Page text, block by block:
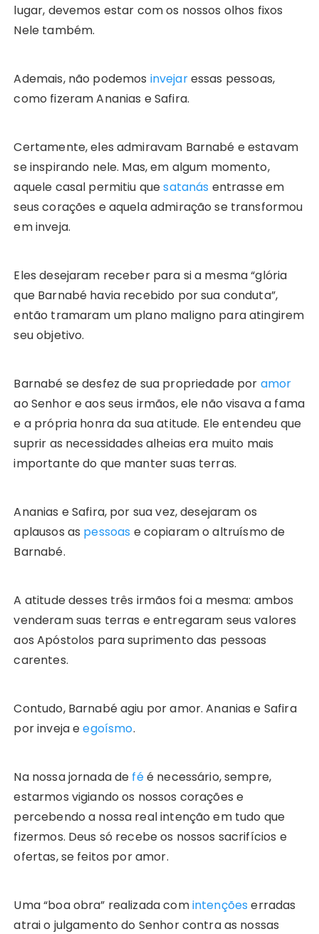
lugar, devemos estar com os nossos olhos fixos
Nele também.
Ademais, não podemos invejaressas pessoas,
como fizeram Ananias e Safira.
Certamente, eles admiravam Barnabé e estavam
se inspirando nele. Mas, em algum momento,
aquele casal permitiu quesatanás entrasse em
seus corações e aquela admiração se transformou
em inveja.
Eles desejaram receber para si a mesma “glória
que Barnabé havia recebido por sua conduta”,
então tramaram um plano maligno para atingirem
seu objetivo.
Barnabé se desfez de sua propriedade por amor
ao Senhor e aos seus irmãos, ele não visava a fama
e a própria honra da sua atitude. Ele entendeu que
suprir as necessidades alheias era muito mais
importante do que manter suas terras.
Ananias e Safira, por sua vez, desejaram os
aplausos as pessoas e copiaram o altruísmo de
Barnabé.
A atitude desses três irmãos foi a mesma: ambos
venderam suas terras e entregaram seus valores
aos Apóstolos para suprimento das pessoas
carentes.
Contudo, Barnabé agiu por amor. Ananias e Safira
por inveja eegoísmo.
Na nossa jornada de féé necessário, sempre,
estarmos vigiando os nossos corações e
percebendo a nossa real intenção em tudo que
fizermos. Deus só recebe os nossos sacrifícios e
ofertas, se feitos por amor.
Uma “boa obra” realizada comintenções erradas
atrai o julgamento do Senhor contra as nossas